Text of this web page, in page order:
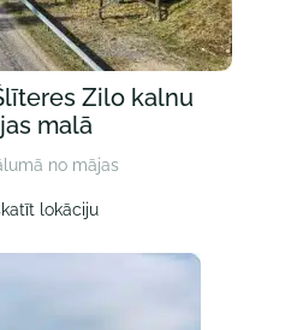
Zilo kalnu
malā
no mājas
lokāciju